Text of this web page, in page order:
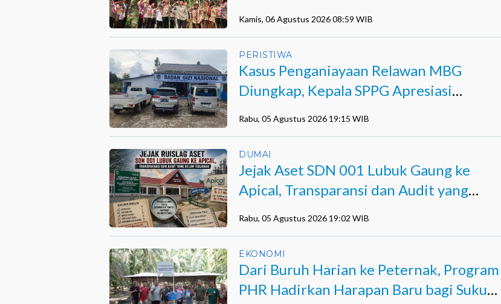
Kamis, 06 Agustus 2026 08:59 WIB
PERISTIWA
Kasus Penganiayaan Relawan MBG
Diungkap, Kepala SPPG Apresiasi
Rabu, 05 Agustus 2026 19:15 WIB
DUMAI
Jejak Aset SDN 001 Lubuk Gaung ke
Apical, Transparansi dan Audit yang
Rabu, 05 Agustus 2026 19:02 WIB
EKONOMI
Dari Buruh Harian ke Peternak, Program
PHR Hadirkan Harapan Baru bagi Suku